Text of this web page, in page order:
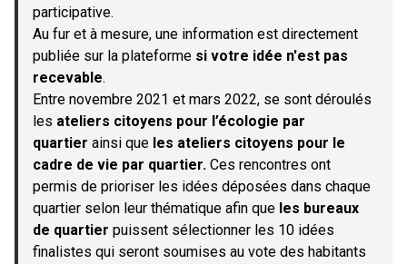
participative.
Au fur et à mesure, une information est directement
publiée sur la plateforme si votre idée n'est pas
recevable.
Entre novembre 2021 et mars 2022, se sont déroulés
les ateliers citoyens pour l’écologie par
quartier ainsi que les ateliers citoyens pour le
cadre de vie par quartier. Ces rencontres ont
permis de prioriser les idées déposées dans chaque
quartier selon leur thématique afin que les bureaux
de quartier puissent sélectionner les 10 idées
finalistes qui seront soumises au vote des habitants